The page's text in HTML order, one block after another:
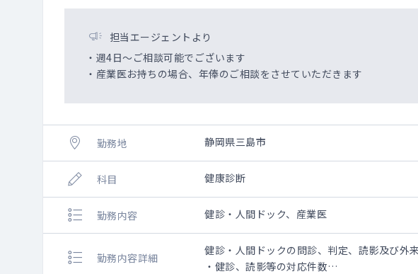
担当エージェントより
・週4日～ご相談可能でございます
・産業医お持ちの場合、年俸のご相談をさせていただきます
勤務地 静岡県三島市
科目 健康診断
勤務内容 健診・人間ドック、産業医
勤務内容詳細
健診・人間ドックの問診、判定、読影及び外
・健診、読影等の対応件数